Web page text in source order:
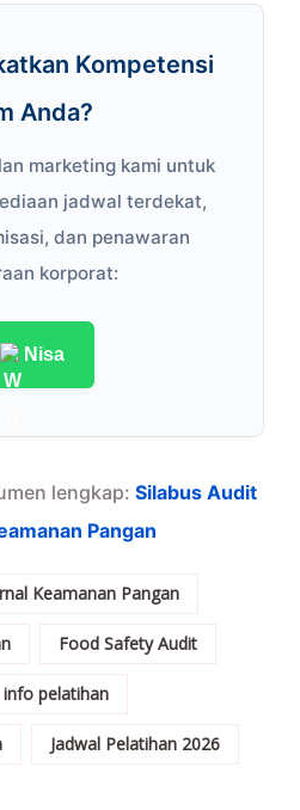
Kompetensi
Anda?
marketing kami untuk
jadwal terdekat,
dan penawaran
korporat:
Nisa
lengkap: Silabus Audit
Pangan
Keamanan Pangan
Food Safety Audit
info pelatihan
Jadwal Pelatihan 2026